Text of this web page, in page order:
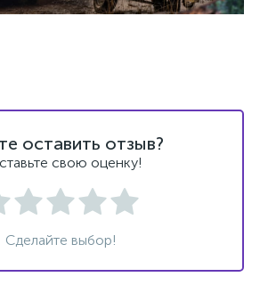
оставить отзыв?
свою оценку!
Сделайте выбор!